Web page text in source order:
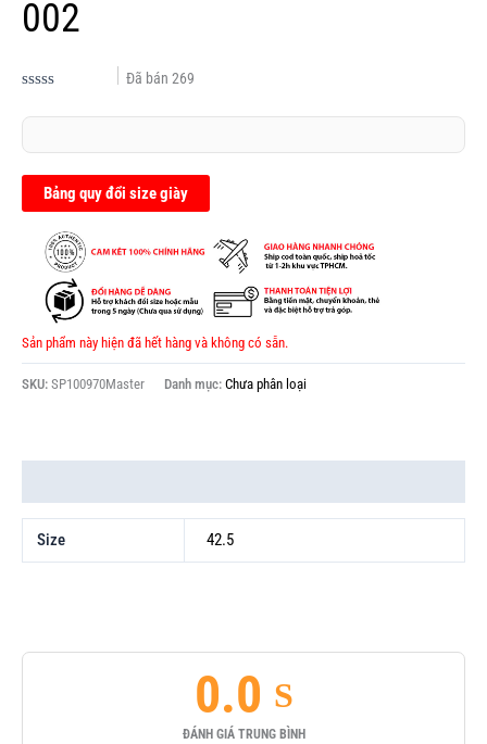
002
xếp
0.0
sao
Đã bán 269
Bảng quy đổi size giày
Sản phẩm này hiện đã hết hàng và không có sẵn.
SKU: SP100970Master Danh mục: Chưa phân loại
Size 42.5
0.0
ĐÁNH GIÁ TRUNG BÌNH